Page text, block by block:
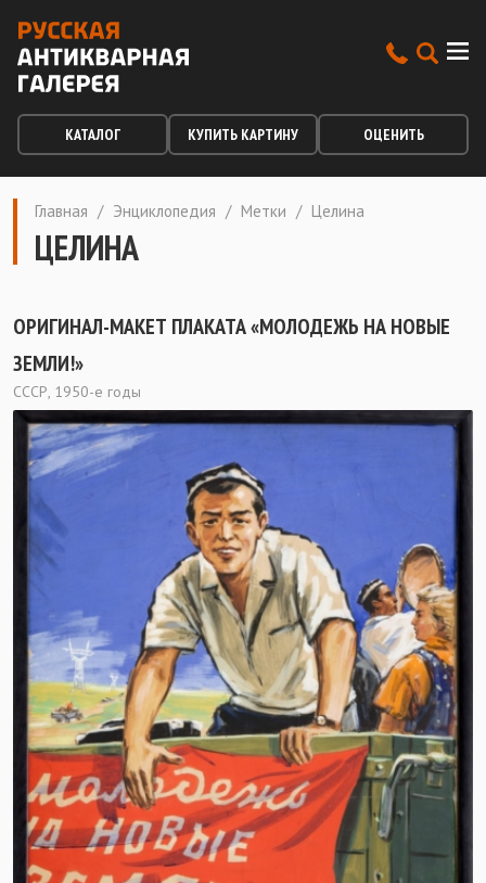
КАТАЛОГ КУПИТЬ КАРТИНУ ОЦЕНИТЬ
Главная / Энциклопедия / Метки / Целина
ЦЕЛИНА
ОРИГИНАЛ-МАКЕТ ПЛАКАТА «МОЛОДЕЖЬ НА НОВЫЕ
ЗЕМЛИ!»
СССР, 1950-е годы